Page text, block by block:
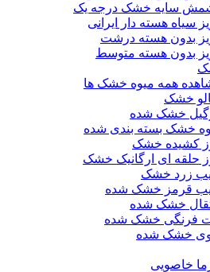
سایه خشک درجه یک
سیاه هسته دار ایرانی
بدون هسته درشت
بدون هسته متوسط
همه میوه خشک ها
خشک
خشک شده
خشک بسته بندی شده
کشیده خشک
حلقه ای ارگانیک خشک
زرد خشک
قرمز خشک شده
خشک شده
فرنگی خشک شده
خشک شده
خاصویی